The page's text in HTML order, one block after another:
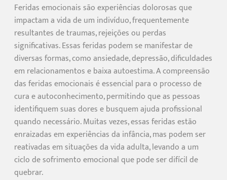
Feridas emocionais são experiências dolorosas que
impactam a vida de um indivíduo, frequentemente
resultantes de traumas, rejeições ou perdas
significativas. Essas feridas podem se manifestar de
diversas formas, como ansiedade, depressão, dificuldades
em relacionamentos e baixa autoestima. A compreensão
das feridas emocionais é essencial para o processo de
cura e autoconhecimento, permitindo que as pessoas
identifiquem suas dores e busquem ajuda profissional
quando necessário. Muitas vezes, essas feridas estão
enraizadas em experiências da infância, mas podem ser
reativadas em situações da vida adulta, levando a um
ciclo de sofrimento emocional que pode ser difícil de
quebrar.